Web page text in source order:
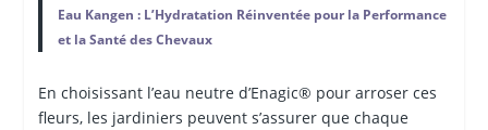
Eau Kangen : L’Hydratation Réinventée pour la Performance
et la Santé des Chevaux
En choisissant l’eau neutre d’Enagic® pour arroser ces
fleurs, les jardiniers peuvent s’assurer que chaque